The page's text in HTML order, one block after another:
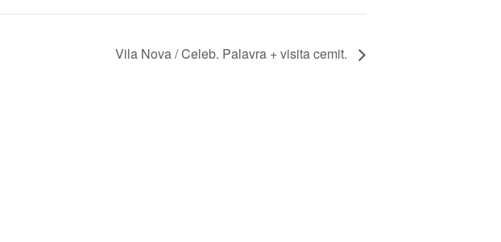
Vila Nova / Celeb. Palavra + visita cemit.